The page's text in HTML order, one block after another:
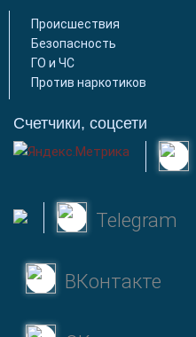
Происшествия
Безопасность
ГО и ЧС
Против наркотиков
Счетчики, соцсети
Telegram
ВКонтакте